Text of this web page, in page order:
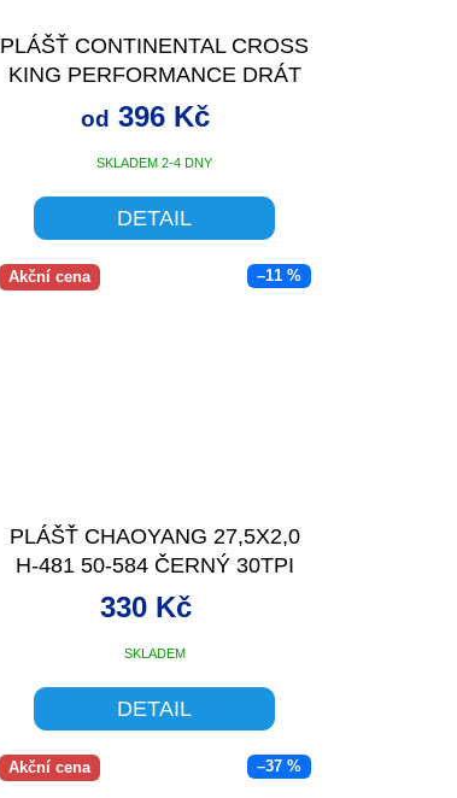
PLÁŠŤ CONTINENTAL CROSS
KING PERFORMANCE DRÁT
SKLADEM 2-4 DNY
od 396 Kč
DETAIL
Akční cena –11 %
PLÁŠŤ CHAOYANG 27,5X2,0
H-481 50-584 ČERNÝ 30TPI
SKLADEM
330 Kč
DETAIL
Akční cena –37 %